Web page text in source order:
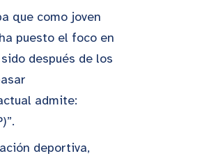
que como joven
puesto el foco en
después de los
admite:
deportiva,